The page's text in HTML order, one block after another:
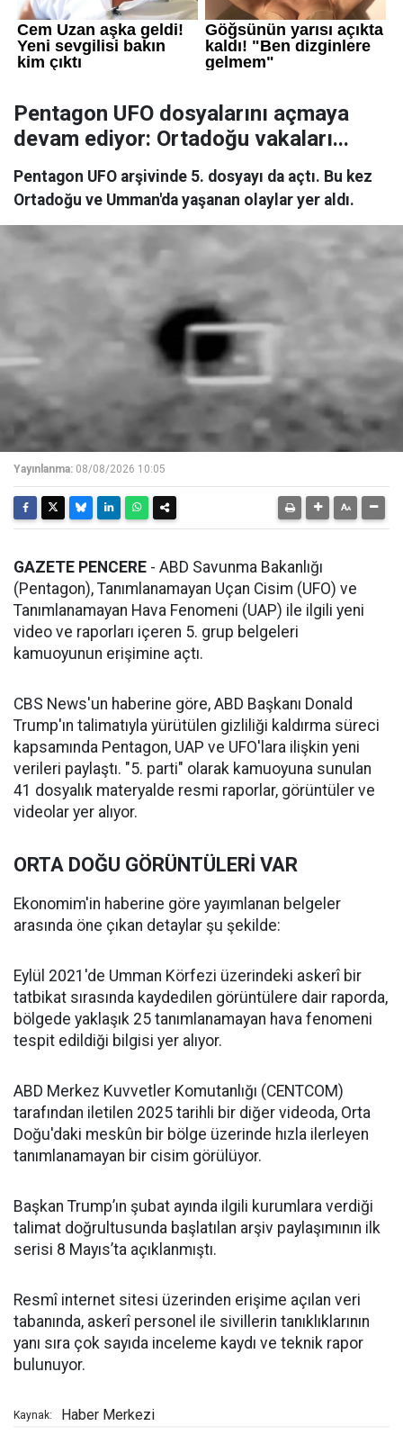
Pentagon UFO dosyalarını açmaya
devam ediyor: Ortadoğu vakaları...
Pentagon UFO arşivinde 5. dosyayı da açtı. Bu kez
Ortadoğu ve Umman'da yaşanan olaylar yer aldı.
Yayınlanma: 08/08/2026 10:05
GAZETE PENCERE - ABD Savunma Bakanlığı
(Pentagon), Tanımlanamayan Uçan Cisim (UFO) ve
Tanımlanamayan Hava Fenomeni (UAP) ile ilgili yeni
video ve raporları içeren 5. grup belgeleri
kamuoyunun erişimine açtı.
CBS News'un haberine göre, ABD Başkanı Donald
Trump'ın talimatıyla yürütülen gizliliği kaldırma süreci
kapsamında Pentagon, UAP ve UFO'lara ilişkin yeni
verileri paylaştı. "5. parti" olarak kamuoyuna sunulan
41 dosyalık materyalde resmi raporlar, görüntüler ve
videolar yer alıyor.
ORTA DOĞU GÖRÜNTÜLERİ VAR
Ekonomim'in haberine göre yayımlanan belgeler
arasında öne çıkan detaylar şu şekilde:
Eylül 2021'de Umman Körfezi üzerindeki askerî bir
tatbikat sırasında kaydedilen görüntülere dair raporda,
bölgede yaklaşık 25 tanımlanamayan hava fenomeni
tespit edildiği bilgisi yer alıyor.
ABD Merkez Kuvvetler Komutanlığı (CENTCOM)
tarafından iletilen 2025 tarihli bir diğer videoda, Orta
Doğu'daki meskûn bir bölge üzerinde hızla ilerleyen
tanımlanamayan bir cisim görülüyor.
Başkan Trump’ın şubat ayında ilgili kurumlara verdiği
talimat doğrultusunda başlatılan arşiv paylaşımının ilk
serisi 8 Mayıs’ta açıklanmıştı.
Resmî internet sitesi üzerinden erişime açılan veri
tabanında, askerî personel ile sivillerin tanıklıklarının
yanı sıra çok sayıda inceleme kaydı ve teknik rapor
bulunuyor.
Kaynak: Haber Merkezi